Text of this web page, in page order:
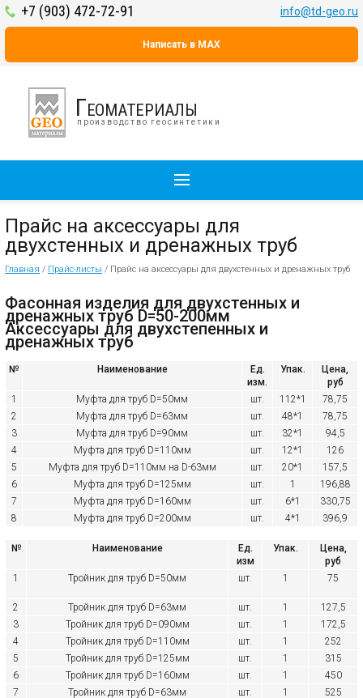
+7 (903) 472-72-91 info@td-geo.ru
Написать в MAX
Геоматериалы
производство геосинтетики
Прайс на аксессуары для
двухстенных и дренажных труб
Главная / Прайс-листы / Прайс на аксессуары для двухстенных и дренажных труб
Фасонная изделия для двухстенных и
дренажных труб D=50-200мм
Аксессуары для двухстепенных и
дренажных труб
№ Наименование
Ед.
изм.
Упак.
Цена,
руб
1
Муфта для труб D=50мм шт. 112*1
78,75
2
Муфта для труб D=63мм шт. 48*1
78,75
3
Муфта для труб D=90мм шт. 32*1
94,5
4
Муфта для труб D=110мм шт. 12*1
126
5
Муфта для труб D=110мм на D-63мм шт. 20*1
157,5
6
Муфта для труб D=125мм шт. 1
196,88
7
Муфта для труб D=160мм шт. 6*1
330,75
8
Муфта для труб D=200мм шт. 4*1 396,9
№ Наименование
Ед.
изм
Упак.
Цена,
руб
1
Тройник для труб D=50мм шт. 1 75
2 Тройник для труб D=63мм шт. 1
127,5
3
Тройник для труб D=090мм шт. 1
172,5
4
Тройник для труб D=110мм шт. 1
252
5
Тройник для труб D=125мм шт. 1
315
6
Тройник для труб D=160мм шт. 1
450
7
Тройник для труб D=63мм шт. 1 525